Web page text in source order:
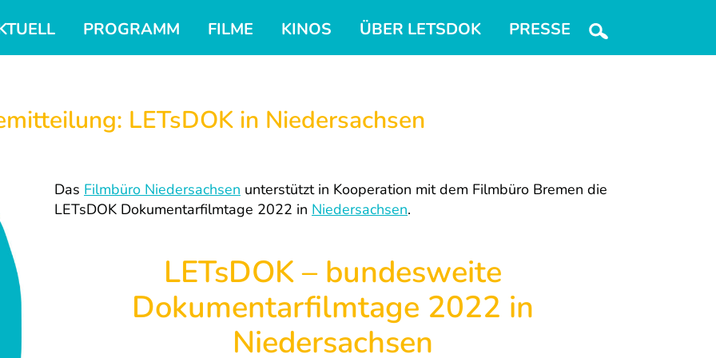
PROGRAMM FILME KINOS ÜBER LETSDOK PRESSE
LETsDOK in Niedersachsen
Das Filmbüro Niedersachsen unterstützt in Kooperation mit dem Filmbüro Bremen die
LETsDOK Dokumentarfilmtage 2022 in Niedersachsen.
LETsDOK – bundesweite
Dokumentarfilmtage 2022 in
Niedersachsen